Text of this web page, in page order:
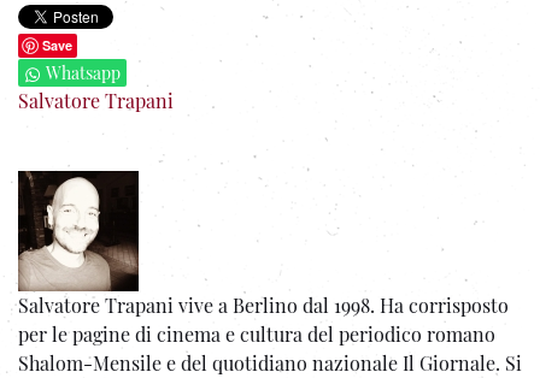
Save
Whatsapp
Salvatore Trapani
Salvatore Trapani vive a Berlino dal 1998. Ha corrisposto
per le pagine di cinema e cultura del periodico romano
Shalom-Mensile e del quotidiano nazionale Il Giornale. Si